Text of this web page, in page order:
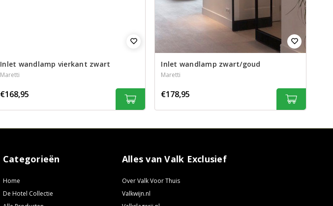
Inlet wandlamp vierkant zwart
Maretti
€168,95
Inlet wandlamp zwart/goud
Maretti
€178,95
Categorieën
Home
De Hotel Collectie
Alles van Valk Exclusief
Over Valk Voor Thuis
Valkwijn.nl